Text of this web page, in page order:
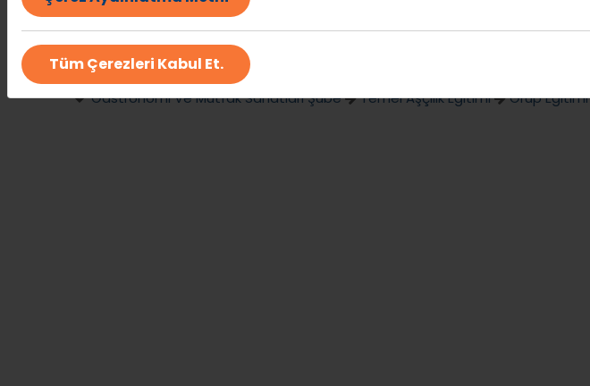
Tüm Çerezleri Kabul Et.
Gastronomi Ve Mutfak Sanatları Şube Dünya Mutfağı
Birebir Eğitim
Gastronomi Ve Mutfak Sanatları Şube
Gastronomi Ve Mutfak Sanatları Şube
Gastronomi Ve Mutfak Sanatları Şube
Temel Aşçılık Eğitimi Grup Eğitimi